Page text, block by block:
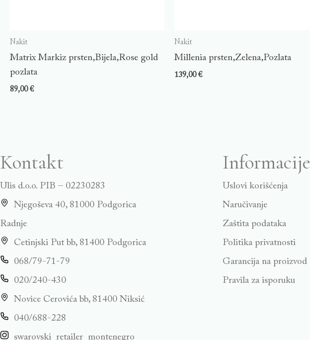
Nakit
Matrix Markiz prsten,Bijela,Rose gold
pozlata
89,00€
Nakit
Millenia prsten,Zelena,Pozlata
139,00€
Kontakt
Ulis d.o.o. PIB – 02230283
Njegoševa 40, 81000 Podgorica
Radnje
Cetinjski Put bb, 81400 Podgorica
068/79-71-79
020/240-430
Novice Cerovića bb, 81400 Niksić
040/688-228
swarovski_retailer_montenegro
Informacije
Uslovi korišćenja
Naručivanje
Zaštita podataka
Politika privatnosti
Garancija na proizvod
Pravila za isporuku